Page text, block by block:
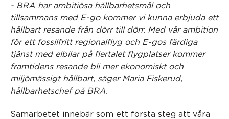
- BRA har ambitiösa hållbarhetsmål och
tillsammans med E-go kommer vi kunna erbjuda ett
hållbart resande från dörr till dörr. Med vår ambition
för ett fossilfritt regionalflyg och E-gos färdiga
tjänst med elbilar på flertalet flygplatser kommer
framtidens resande bli mer ekonomiskt och
miljömässigt hållbart, säger Maria Fiskerud,
hållbarhetschef på BRA.
Samarbetet innebär som ett första steg att våra